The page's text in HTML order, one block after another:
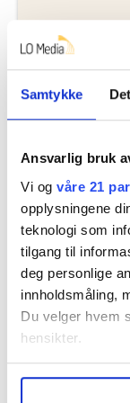
Samtykke
Ansvarlig bruk
Vi og våre 21
opplysningene
teknologi som
tilgang til
deg personlige
innholdsmåling,
Du velger hvem
hensikter.
Undermer info
Dette er en
Vi skriver
Les mer
Del artikkel